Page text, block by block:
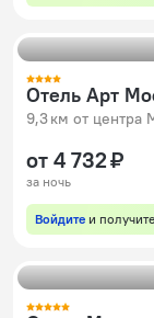
Отель Арт
9,3 км от центра
от 4 732 ₽
за ночь
Войдите и